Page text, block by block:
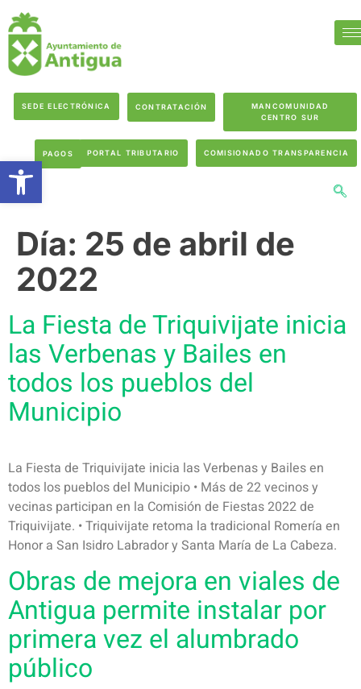
SEDE ELECTRÓNICA CONTRATACIÓN
MANCOMUNIDAD
CENTRO SUR
PAGOS PORTAL TRIBUTARIO COMISIONADO TRANSPARENCIA
Día: 25 de abril de
2022
La Fiesta de Triquivijate inicia
las Verbenas y Bailes en
todos los pueblos del
Municipio
La Fiesta de Triquivijate inicia las Verbenas y Bailes en
todos los pueblos del Municipio • Más de 22 vecinos y
vecinas participan en la Comisión de Fiestas 2022 de
Triquivijate. • Triquivijate retoma la tradicional Romería en
Honor a San Isidro Labrador y Santa María de La Cabeza.
Obras de mejora en viales de
Antigua permite instalar por
primera vez el alumbrado
público
Abrir barra de herramientas